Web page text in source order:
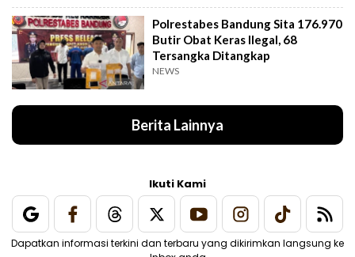
Polrestabes Bandung Sita 176.970
Butir Obat Keras Ilegal, 68
Tersangka Ditangkap
NEWS
Berita Lainnya
Ikuti Kami
Dapatkan informasi terkini dan terbaru yang dikirimkan langsung ke